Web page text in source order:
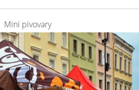
Mini pivovary